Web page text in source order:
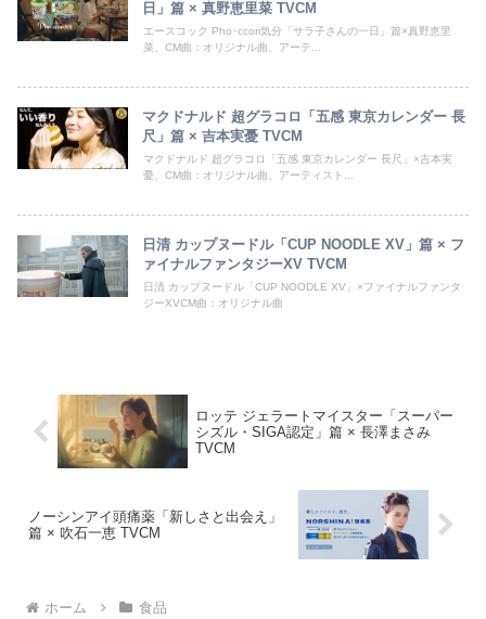
日」篇 × 真野恵里菜 TVCM
エースコック Pho･ccori気分「サラ子さんの一日」篇×真野恵里
菜、CM曲：オリジナル曲、アーテ...
マクドナルド 超グラコロ「五感 東京カレンダー 長
尺」篇 × 吉本実憂 TVCM
マクドナルド 超グラコロ「五感 東京カレンダー 長尺」×吉本実
憂、CM曲：オリジナル曲、アーティスト...
日清 カップヌードル「CUP NOODLE XV」篇 × フ
ァイナルファンタジーXV TVCM
日清 カップヌードル「CUP NOODLE XV」×ファイナルファンタ
ジーXVCM曲：オリジナル曲
ロッテ ジェラートマイスター「スーパー
シズル・SIGA認定」篇 × 長澤まさみ
TVCM
ノーシンアイ頭痛薬「新しさと出会え」
篇 × 吹石一恵 TVCM
ホーム 食品